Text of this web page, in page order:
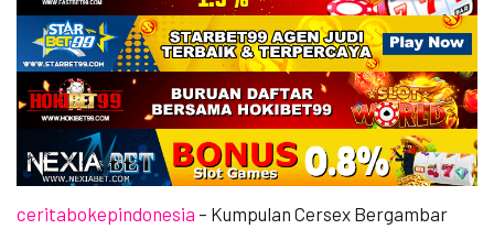
ceritabokepindonesia – Kumpulan Cersex Bergambar